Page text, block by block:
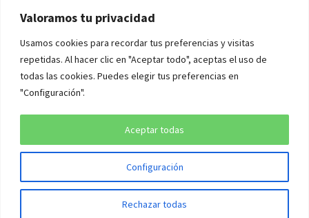
Valoramos tu privacidad
Usamos cookies para recordar tus preferencias y visitas
repetidas. Al hacer clic en "Aceptar todo", aceptas el uso de
todas las cookies. Puedes elegir tus preferencias en
"Configuración".
Configuración
Rechazar todas
Aceptar todas
AVISO LEGAL Y POLÍTICAS
Aviso legal
Política de cookies
Copyright © 2026¡QUÉ HISTORIA!. Funciona conWordPressy